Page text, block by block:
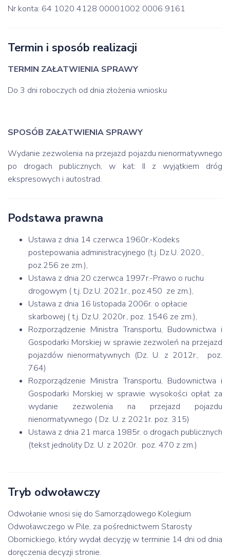
Nr konta: 64 1020 4128 00001002 0006 9161
Termin i sposób realizacji
TERMIN ZAŁATWIENIA SPRAWY
Do 3 dni roboczych od dnia złożenia wniosku
SPOSÓB ZAŁATWIENIA SPRAWY
Wydanie zezwolenia na przejazd pojazdu nienormatywnego
po drogach publicznych, w kat: II z wyjątkiem dróg
ekspresowych i autostrad.
Podstawa prawna
Ustawa z dnia 14 czerwca 1960r.-Kodeks
postepowania administracyjnego (t.j. Dz.U. 2020.,
poz.256 ze zm.),
Ustawa z dnia 20 czerwca 1997r.-Prawo o ruchu
drogowym ( t.j. Dz.U. 2021r., poz.450 ze zm.),
Ustawa z dnia 16 listopada 2006r. o opłacie
skarbowej ( t.j. Dz.U. 2020r., poz. 1546 ze zm.),
Rozporządzenie Ministra Transportu, Budownictwa i
Gospodarki Morskiej w sprawie zezwoleń na przejazd
pojazdów nienormatywnych (Dz. U. z 2012r., poz.
764)
Rozporządzenie Ministra Transportu, Budownictwa i
Gospodarki Morskiej w sprawie wysokości opłat za
wydanie zezwolenia na przejazd pojazdu
nienormatywnego ( Dz. U. z 2021r. poz. 315)
Ustawa z dnia 21 marca 1985r. o drogach publicznych
(tekst jednolity Dz. U. z 2020r. poz. 470 z zm.)
Tryb odwoławczy
Odwołanie wnosi się do Samorządowego Kolegium
Odwoławczego w Pile, za pośrednictwem Starosty
Obornickiego, który wydał decyzję w terminie 14 dni od dnia
doręczenia decyzji stronie.